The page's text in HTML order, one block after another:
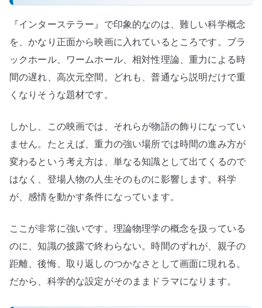
『インターステラー』で印象的なのは、難しい科学概念
を、かなり正面から映画に入れているところです。ブラ
ックホール、ワームホール、相対性理論、重力による時
間の遅れ、高次元空間。どれも、普通なら説明だけで重
くなりそうな題材です。
しかし、この映画では、それらが物語の飾りになってい
ません。たとえば、重力の強い場所では時間の進み方が
変わるという考え方は、単なる知識として出てくるので
はなく、登場人物の人生そのものに影響します。科学
が、感情を動かす条件になっています。
ここが非常に強いです。理論物理学の概念を扱っている
のに、知識の披露で終わらない。時間のずれが、親子の
距離、後悔、取り返しのつかなさとして画面に現れる。
だから、科学的な設定がそのままドラマになります。